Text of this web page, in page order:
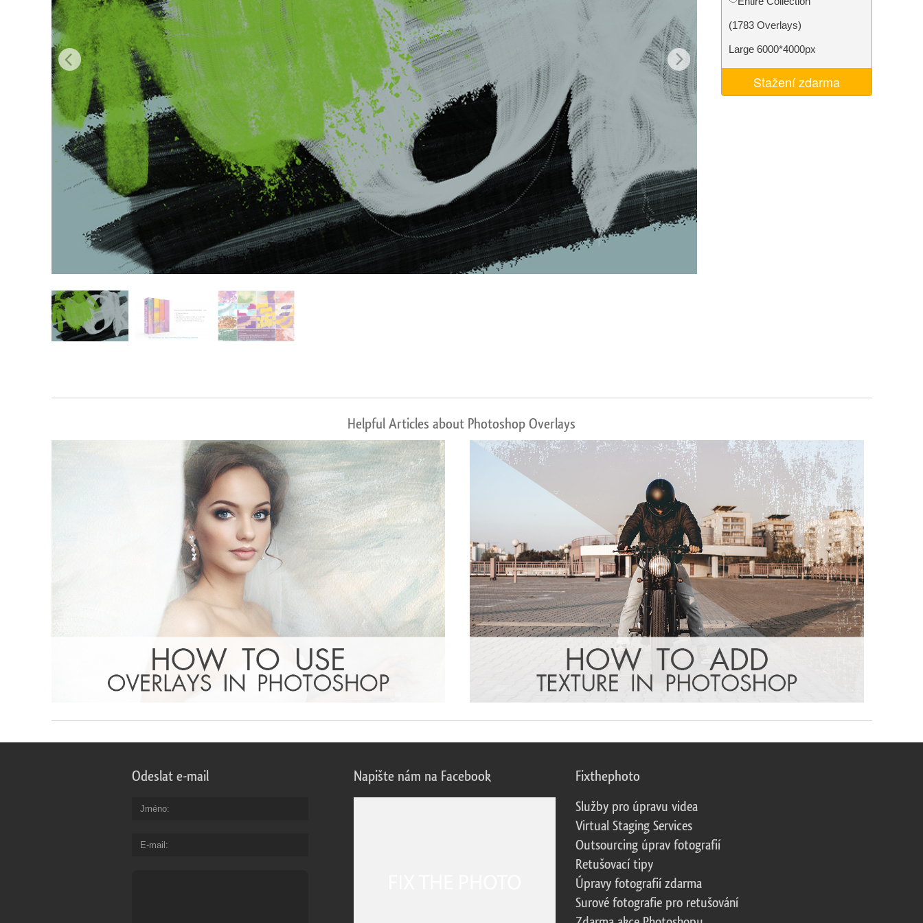
Služby retušování produktů Služby retušování šperků Data pro výcvik AI Video Editing Services
(1783 Overlays)
Large 6000*4000px
Stažení zdarma
Helpful Articles about Photoshop Overlays
Odeslat e-mail
Jméno
E-mail
Napište nám na Facebook Fixthephoto
Služby pro úpravu videa
Virtual Staging Services
Outsourcing úprav fotografií
Retušovací tipy
Úpravy fotografií zdarma
Surové fotografie pro retušování